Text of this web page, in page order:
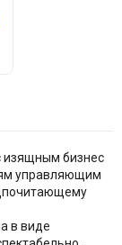
изящным бизнес
управляющим
в виде